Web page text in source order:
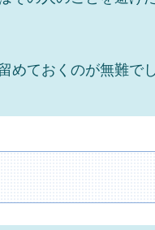
めておくのが無難でし